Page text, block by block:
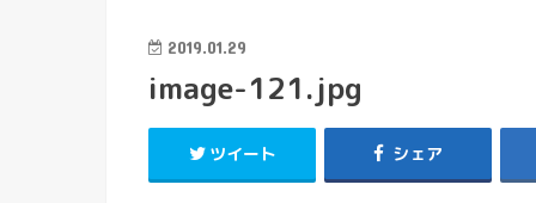
2019.01.29
image-121.jpg
ツイート シェア